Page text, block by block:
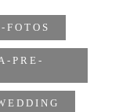
FOTOS
PRE-